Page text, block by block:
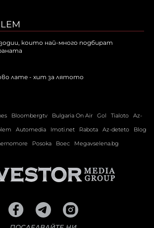
които най-много подбират
лате - хит за лятото
Bloombergtv Bulgaria On Air Gol Tialoto
Az-
Automedia Imoti.net Rabota Az-deteto
Blog
Posoka Boec Megavselena.bg